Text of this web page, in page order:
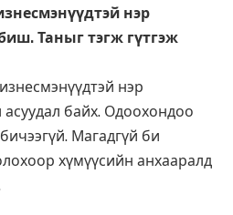
нэр
Таныг тэгж гүтгэж
нэр
асуудал байх. Одоохондоо
Магадгүй би
хүмүүсийн анхааралд